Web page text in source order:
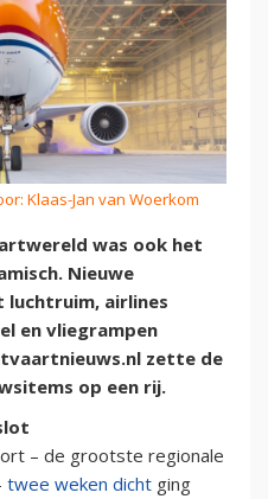
Klaas-Jan van Woerkom
was ook het
Nieuwe
airlines
en vliegrampen
zette de
op een rij.
– de grootste regionale
twee weken dicht ging